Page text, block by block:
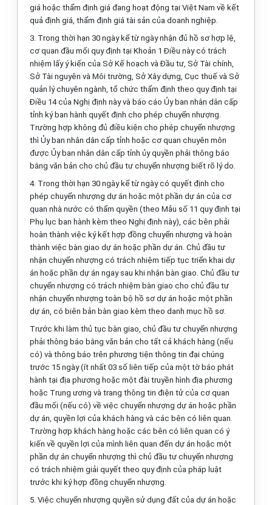
giá hoặc thẩm định giá đang hoạt động tại Việt Nam về kết
quả định giá, thẩm định giá tài sản của doanh nghiệp.
3. Trong thời hạn 30 ngày kể từ ngày nhận đủ hồ sơ hợp lệ,
cơ quan đầu mối quy định tại Khoản 1 Điều này có trách
nhiệm lấy ý kiến của Sở Kế hoạch và Đầu tư, Sở Tài chính,
Sở Tài nguyên và Môi trường, Sở Xây dựng, Cục thuế và Sở
quản lý chuyên ngành, tổ chức thẩm định theo quy định tại
Điều 14 của Nghị định này và báo cáo Ủy ban nhân dân cấp
tỉnh ký ban hành quyết định cho phép chuyển nhượng.
Trường hợp không đủ điều kiện cho phép chuyển nhượng
thì Ủy ban nhân dân cấp tỉnh hoặc cơ quan chuyên môn
được Ủy ban nhân dân cấp tỉnh ủy quyền phải thông báo
bằng văn bản cho chủ đầu tư chuyển nhượng biết rõ lý do.
4. Trong thời hạn 30 ngày kể từ ngày có quyết định cho
phép chuyển nhượng dự án hoặc một phần dự án của cơ
quan nhà nước có thẩm quyền (theo Mẫu số 11 quy định tại
Phụ lục ban hành kèm theo Nghị định này), các bên phải
hoàn thành việc ký kết hợp đồng chuyển nhượng và hoàn
thành việc bàn giao dự án hoặc phần dự án. Chủ đầu tư
nhận chuyển nhượng có trách nhiệm tiếp tục triển khai dự
án hoặc phần dự án ngay sau khi nhận bàn giao. Chủ đầu tư
chuyển nhượng có trách nhiệm bàn giao cho chủ đầu tư
nhận chuyển nhượng toàn bộ hồ sơ dự án hoặc một phần
dự án, có biên bản bàn giao kèm theo danh mục hồ sơ.
Trước khi làm thủ tục bàn giao, chủ đầu tư chuyển nhượng
phải thông báo bằng văn bản cho tất cả khách hàng (nếu
có) và thông báo trên phương tiện thông tin đại chúng
trước 15 ngày (ít nhất 03 số liên tiếp của một tờ báo phát
hành tại địa phương hoặc một đài truyền hình địa phương
hoặc Trung ương và trang thông tin điện tử của cơ quan
đầu mối (nếu có) về việc chuyển nhượng dự án hoặc phần
dự án, quyền lợi của khách hàng và các bên có liên quan.
Trường hợp khách hàng hoặc các bên có liên quan có ý
kiến về quyền lợi của mình liên quan đến dự án hoặc một
phần dự án chuyển nhượng thì chủ đầu tư chuyển nhượng
có trách nhiệm giải quyết theo quy định của pháp luật
trước khi ký hợp đồng chuyển nhượng.
5. Việc chuyển nhượng quyền sử dụng đất của dự án hoặc